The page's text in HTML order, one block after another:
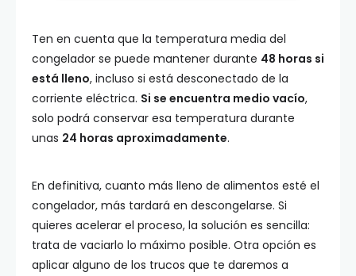
Ten en cuenta que la temperatura media del
congelador se puede mantener durante 48 horas si
está lleno, incluso si está desconectado de la
corriente eléctrica. Si se encuentra medio vacío,
solo podrá conservar esa temperatura durante
unas 24 horas aproximadamente.
En definitiva, cuanto más lleno de alimentos esté el
congelador, más tardará en descongelarse. Si
quieres acelerar el proceso, la solución es sencilla:
trata de vaciarlo lo máximo posible. Otra opción es
aplicar alguno de los trucos que te daremos a